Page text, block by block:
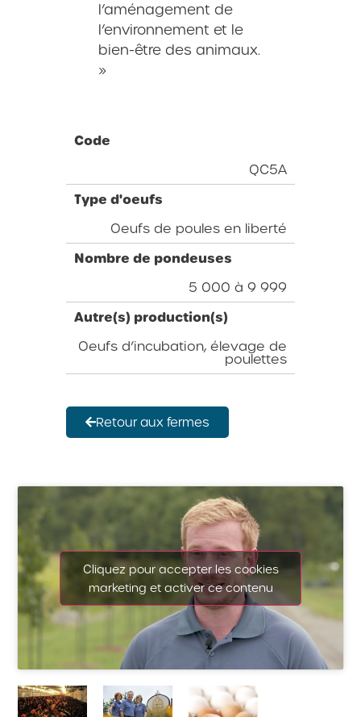
l’aménagement de
l’environnement et le
bien-être des animaux.
»
Code
QC5A
Type d'oeufs
Oeufs de poules en liberté
Nombre de pondeuses
5 000 à 9 999
Autre(s) production(s)
Oeufs d’incubation, élevage de
poulettes
Retour aux fermes
Cliquez pour accepter les cookies
marketing et activer ce contenu